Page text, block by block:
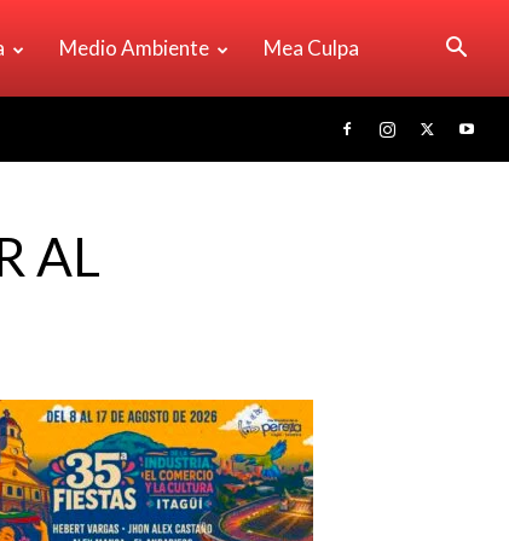
Medio Ambiente Mea Culpa
AL